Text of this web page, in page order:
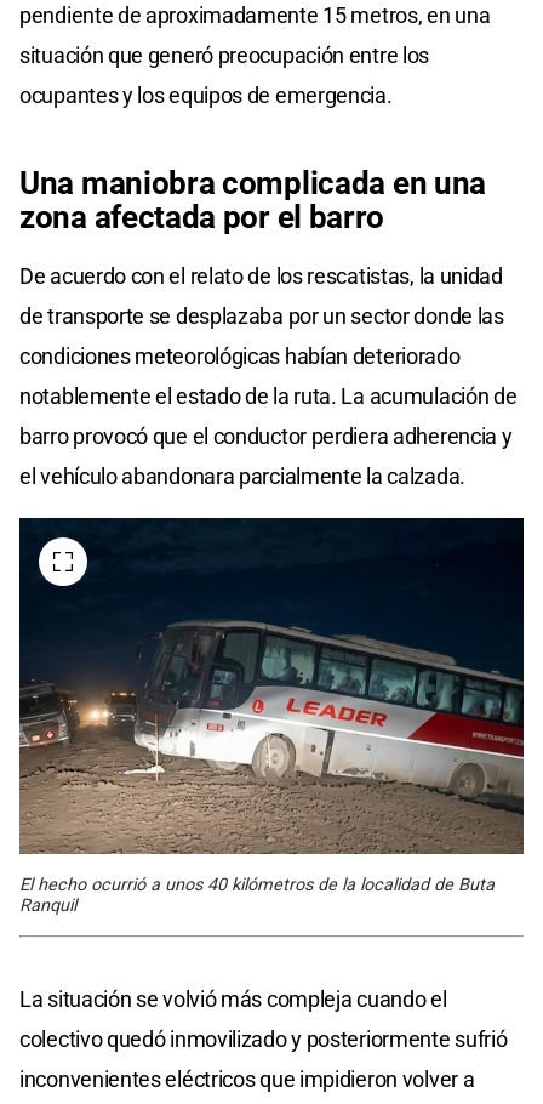
pendiente de aproximadamente 15 metros, en una
situación que generó preocupación entre los
ocupantes y los equipos de emergencia.
Una maniobra complicada en una
zona afectada por el barro
De acuerdo con el relato de los rescatistas, la unidad
de transporte se desplazaba por un sector donde las
condiciones meteorológicas habían deteriorado
notablemente el estado de la ruta. La acumulación de
barro provocó que el conductor perdiera adherencia y
el vehículo abandonara parcialmente la calzada.
El hecho ocurrió a unos 40 kilómetros de la localidad de Buta
Ranquil
La situación se volvió más compleja cuando el
colectivo quedó inmovilizado y posteriormente sufrió
inconvenientes eléctricos que impidieron volver a